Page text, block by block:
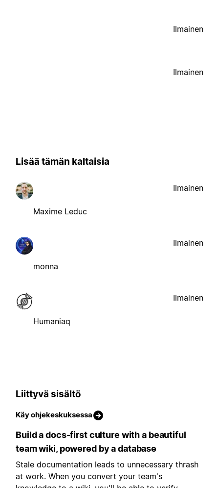
Ilmainen
Ilmainen
Lisää tämän kaltaisia
Maxime Leduc
Ilmainen
monna
Ilmainen
Humaniaq
Ilmainen
Liittyvä sisältö
Käy ohjekeskuksessa
Build a docs-first culture with a beautiful
team wiki, powered by a database
Stale documentation leads to unnecessary thrash
at work. When you convert your team's